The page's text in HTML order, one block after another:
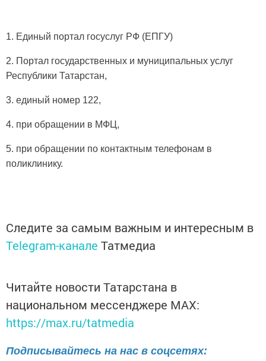
1. Единый портал госуслуг РФ (ЕПГУ)
2. Портал государственных и муниципальных услуг
Республики Татарстан,
3. единый номер 122,
4. при обращении в МФЦ,
5. при обращении по контактным телефонам в
поликлинику.
Следите за самым важным и интересным в
Telegram-канале Татмедиа
Читайте новости Татарстана в
национальном мессенджере MАХ:
https://max.ru/tatmedia
Подписывайтесь на нас в соцсетях: